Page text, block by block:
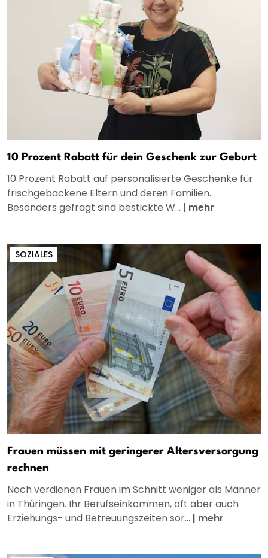
10 Prozent Rabatt für dein Geschenk zur Geburt
10 Prozent Rabatt auf personalisierte Geschenke für
frischgebackene Eltern und deren Familien.
Besonders gefragt sind bestickte W... | mehr
SOZIALES
Frauen müssen mit geringerer Altersversorgung
rechnen
Noch verdienen Frauen im Schnitt weniger als Männer
in Thüringen. Ihr Berufseinkommen, oft aber auch
Erziehungs- und Betreuungszeiten sor... | mehr